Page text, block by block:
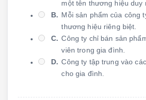
một tên thương hiệu duy
B. Mỗi sản phẩm của công
thương hiệu riêng biệt.
C. Công ty chỉ bán sản
viên trong gia đình.
D. Công ty tập trung vào
cho gia đình.